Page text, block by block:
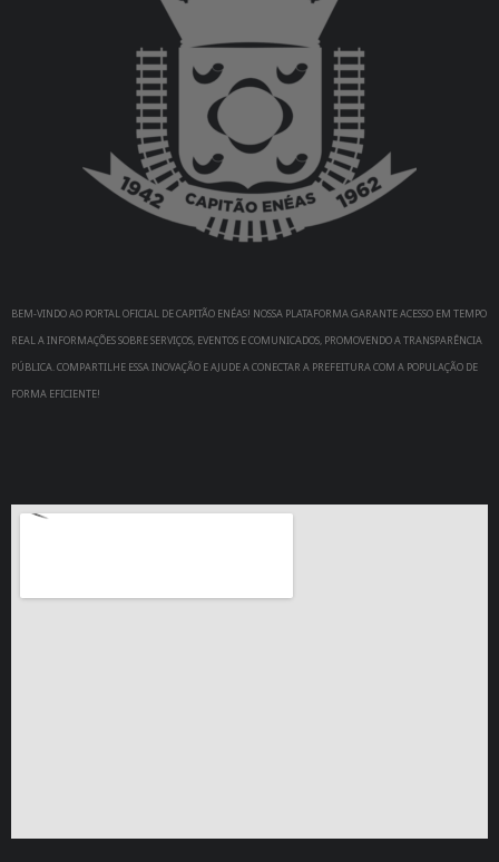
BEM-VINDO AO PORTAL OFICIAL DE CAPITÃO ENÉAS! NOSSA PLATAFORMA GARANTE ACESSO EM TEMPO
REAL A INFORMAÇÕES SOBRE SERVIÇOS, EVENTOS E COMUNICADOS, PROMOVENDO A TRANSPARÊNCIA
PÚBLICA. COMPARTILHE ESSA INOVAÇÃO E AJUDE A CONECTAR A PREFEITURA COM A POPULAÇÃO DE
FORMA EFICIENTE!